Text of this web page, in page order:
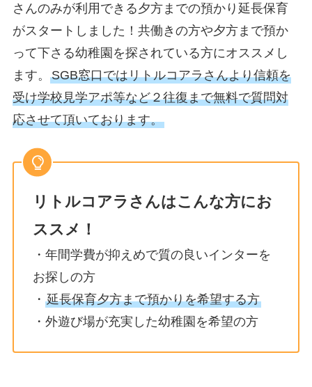
さんのみが利用できる夕方までの預かり延長保育
がスタートしました！共働きの方や夕方まで預か
って下さる幼稚園を探されている方にオススメし
ます。 SGB窓口ではリトルコアラさんより信頼を
受け学校見学アポ等など２往復まで無料で質問対
応させて頂いております。
リトルコアラさんはこんな方にお
ススメ！
・年間学費が抑えめで質の良いインターを
お探しの方
・ 延長保育夕方まで預かりを希望する方
・外遊び場が充実した幼稚園を希望の方